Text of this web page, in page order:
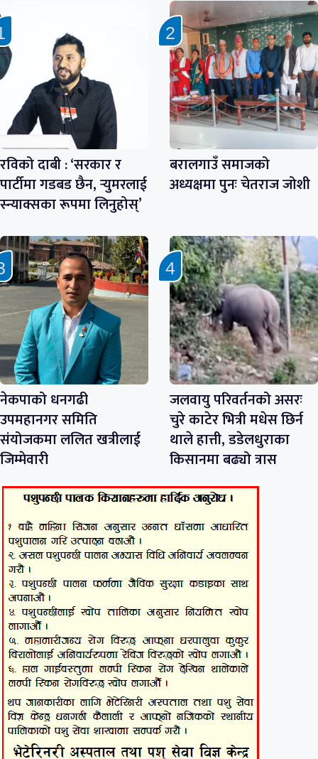
रविको दाबी : ‘सरकार र
पार्टीमा गडबड छैन, र्‍युमरलाई
स्न्याक्सका रूपमा लिनुहोस्’
बरालगाउँ समाजको
अध्यक्षमा पुनः चेतराज जोशी
नेकपाको धनगढी
उपमहानगर समिति
संयोजकमा ललित खत्रीलाई
जिम्मेवारी
जलवायु परिवर्तनको असरः
चुरे काटेर भित्री मधेस छिर्न
थाले हात्ती, डडेलधुराका
किसानमा बढ्यो त्रास